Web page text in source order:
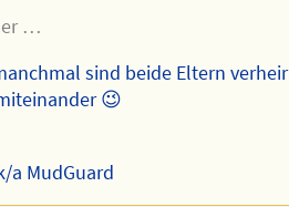
…
sind beide Eltern
😉
a MudGuard